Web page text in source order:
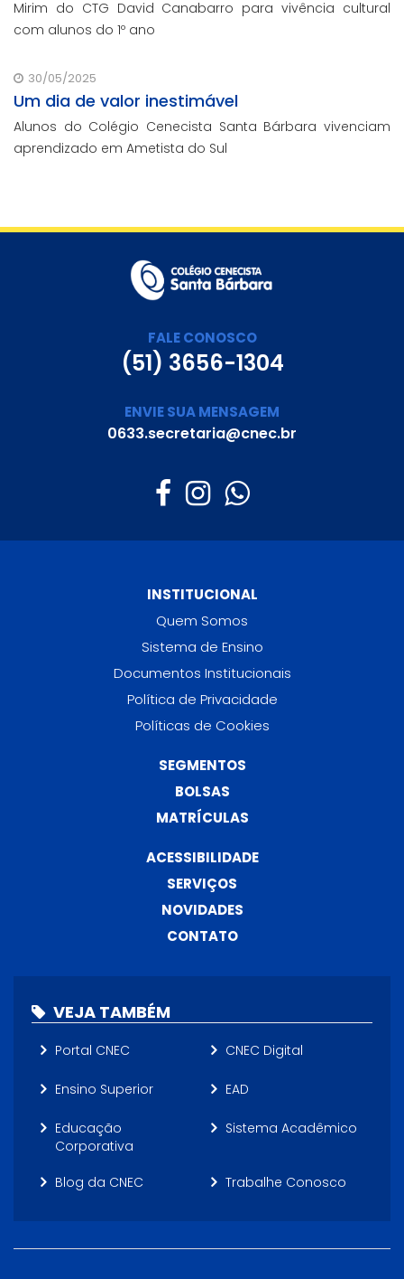
Mirim do CTG David Canabarro para vivência cultural
com alunos do 1º ano
30/05/2025
Um dia de valor inestimável
Alunos do Colégio Cenecista Santa Bárbara vivenciam
aprendizado em Ametista do Sul
FALE CONOSCO
(51) 3656-1304
ENVIE SUA MENSAGEM
0633.secretaria@cnec.br
INSTITUCIONAL
Quem Somos
Sistema de Ensino
Documentos Institucionais
Política de Privacidade
Políticas de Cookies
SEGMENTOS
BOLSAS
MATRÍCULAS
ACESSIBILIDADE
SERVIÇOS
NOVIDADES
CONTATO
VEJA TAMBÉM
Portal CNEC CNEC Digital
Ensino Superior EAD
Educação
Corporativa
Sistema Acadêmico
Blog da CNEC Trabalhe Conosco